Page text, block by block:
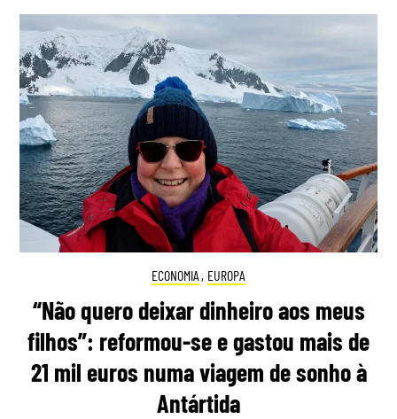
ECONOMIA , EUROPA
“Não quero deixar dinheiro aos meus
filhos”: reformou-se e gastou mais de
21 mil euros numa viagem de sonho à
Antártida